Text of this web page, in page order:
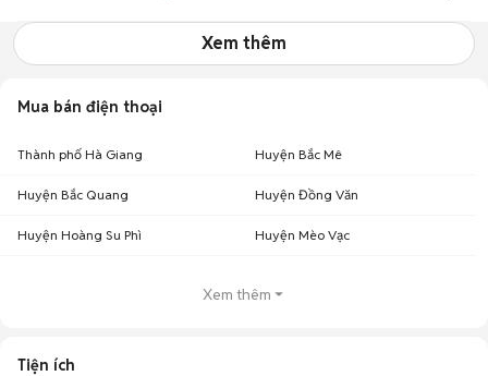
Xem thêm
Mua bán điện thoại
Thành phố Hà Giang Huyện Bắc Mê
Huyện Bắc Quang Huyện Đồng Văn
Huyện Hoàng Su Phì Huyện Mèo Vạc
Xem thêm
Tiện ích